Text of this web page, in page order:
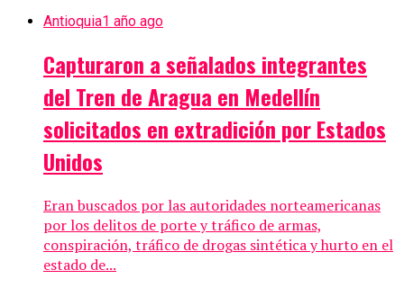
Antioquia1 año ago
Capturaron a señalados integrantes
del Tren de Aragua en Medellín
solicitados en extradición por Estados
Unidos
Eran buscados por las autoridades norteamericanas
por los delitos de porte y tráfico de armas,
conspiración, tráfico de drogas sintética y hurto en el
estado de...